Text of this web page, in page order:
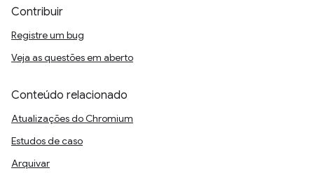
Contribuir
Registre um bug
Veja as questões em aberto
Conteúdo relacionado
Atualizações do Chromium
Estudos de caso
Arquivar